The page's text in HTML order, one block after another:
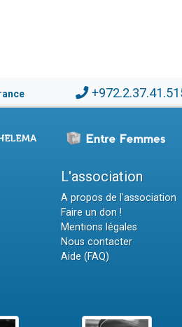
L'association
A propos de l'association
Faire un don !
Mentions légales
Nous contacter
Aide (FAQ)